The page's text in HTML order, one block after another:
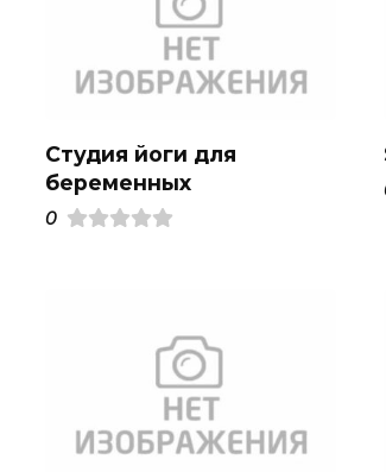
Студия йоги для
беременных
0